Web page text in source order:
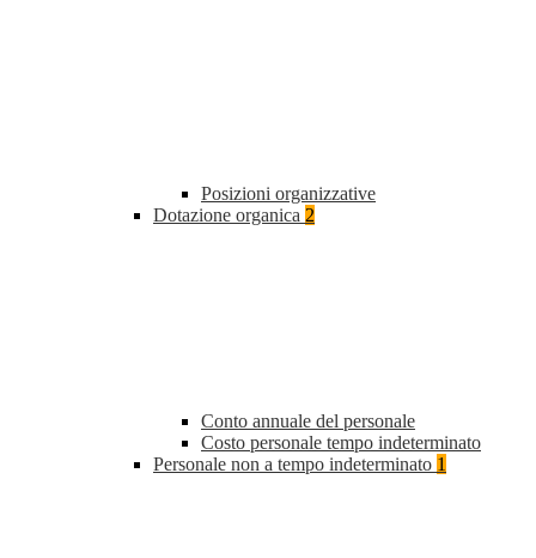
Posizioni organizzative
Dotazione organica 2
Conto annuale del personale
Costo personale tempo indeterminato
Personale non a tempo indeterminato 1